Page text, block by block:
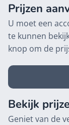
Prijzen
U moet een
te kunnen
knop om de
Bekijk
Geniet van de